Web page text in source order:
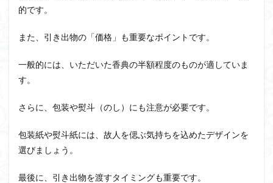
的です。
また、引き出物の「価格」も重要なポイントです。
一般的には、いただいた香典の半額程度のものが適していま
す。
さらに、包装や熨斗（のし）にも注意が必要です。
包装紙や熨斗紙には、故人を偲ぶ気持ちを込めたデザインを
選びましょう。
最後に、引き出物を渡すタイミングも重要です。